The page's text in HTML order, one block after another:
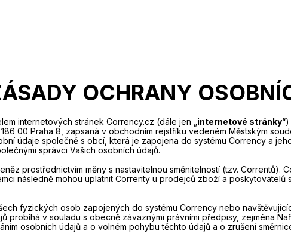
OCHRANY
internetových stránek Corrency.cz (dále jen „ internetové stránky
186 00 Praha 8, zapsaná v obchodním rejstříku vedeném Městským
údaje společně s obcí, která je zapojena do systému Corrency a
správci Vašich osobních údajů.
prostřednictvím měny s nastavitelnou směnitelností (tzv. Correntů).
následně mohou uplatnit Correnty u prodejců zboží a
fyzických osob zapojených do systému Corrency nebo
probíhá v souladu s obecně závaznými právními předpisy, zejména
osobních údajů a o volném pohybu těchto údajů a o zrušení